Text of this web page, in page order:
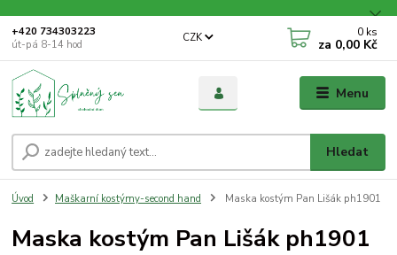
Menu
CZK
Hledat
+420 734303223
út-pá 8-14 hod
0 ks
za 0,00 Kč
Úvod Maškarní kostýmy-second hand Maska kostým Pan Lišák ph1901
Maska kostým Pan Lišák ph1901